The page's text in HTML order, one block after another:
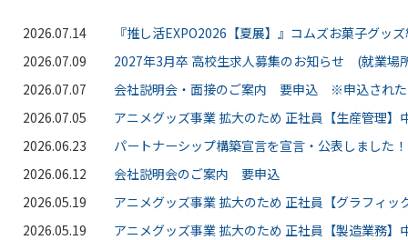
2026.07.14
『推し活EXPO2026【夏展】』コムズお菓子グッ
2026.07.09
2027年3月卒 高校生求人募集のお知らせ (就業場
2026.07.07
会社説明会・面接のご案内 要申込 ※申込された
2026.07.05
アニメグッズ事業 拡大のため 正社員【生産管理】
2026.06.23
パートナーシップ構築宣言を宣言・公表しました！
2026.06.12
会社説明会のご案内 要申込
2026.05.19
アニメグッズ事業 拡大のため 正社員【グラフィッ
2026.05.19
アニメグッズ事業 拡大のため 正社員【製造業務】